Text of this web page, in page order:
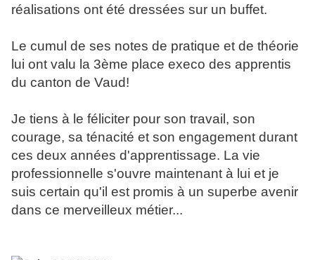
réalisations ont été dressées sur un buffet.
Le cumul de ses notes de pratique et de théorie
lui ont valu la 3ème place execo des apprentis
du canton de Vaud!
Je tiens à le féliciter pour son travail, son
courage, sa ténacité et son engagement durant
ces deux années d'apprentissage. La vie
professionnelle s'ouvre maintenant à lui et je
suis certain qu'il est promis à un superbe avenir
dans ce merveilleux métier...